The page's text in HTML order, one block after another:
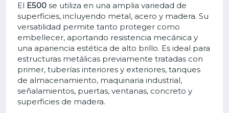
El E500 se utiliza en una amplia variedad de
superficies, incluyendo metal, acero y madera. Su
versatilidad permite tanto proteger como
embellecer, aportando resistencia mecánica y
una apariencia estética de alto brillo. Es ideal para
estructuras metálicas previamente tratadas con
primer, tuberías interiores y exteriores, tanques
de almacenamiento, maquinaria industrial,
señalamientos, puertas, ventanas, concreto y
superficies de madera.